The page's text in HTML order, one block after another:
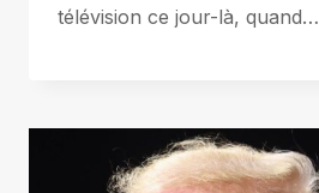
télévision ce jour-là, quand…